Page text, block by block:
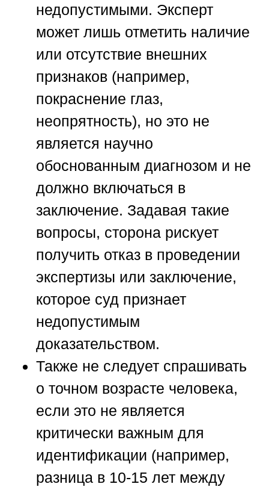
недопустимыми. Эксперт
может лишь отметить наличие
или отсутствие внешних
признаков (например,
покраснение глаз,
неопрятность), но это не
является научно
обоснованным диагнозом и не
должно включаться в
заключение. Задавая такие
вопросы, сторона рискует
получить отказ в проведении
экспертизы или заключение,
которое суд признает
недопустимым
доказательством.
Также не следует спрашивать
о точном возрасте человека,
если это не является
критически важным для
идентификации (например,
разница в 10-15 лет между